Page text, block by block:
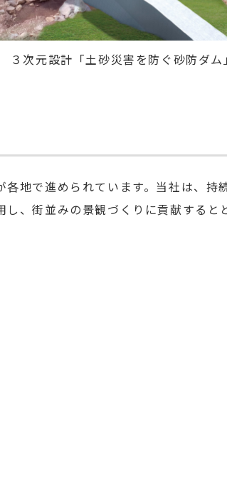
３次元設計「土砂災害を防ぐ砂防ダム
地で進められています。当社は、持
、街並みの景観づくりに貢献すると